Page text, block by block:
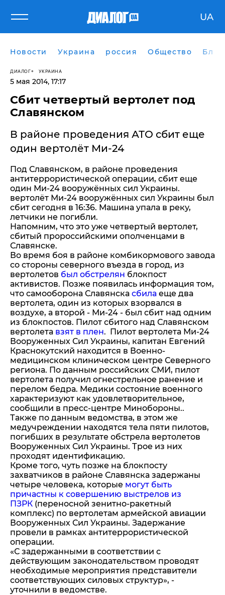
UA
Новости Украина россия Общество
ДИАЛОГ УКРАИНА
5 мая 2014, 17:17
Сбит четвертый вертолет под
Славянском
В районе проведения АТО сбит еще
один вертолёт Ми-24
Под Славянском, в районе проведения
антитеррористической операции, сбит еще
один Ми-24 вооружённых сил Украины.
вертолёт Ми-24 вооружённых сил Украины был
сбит сегодня в 16:36. Машина упала в реку,
летчики не погибли.
Напомним, что это уже четвертый вертолет,
сбитый пророссийскими ополченцами в
Славянске.
Во время боя в районе комбикормового завода
со стороны северного въезда в город, из
вертолетов был обстрелян блокпост
активистов. Позже появилась информация том,
что самооборона Славянска сбила еще два
вертолета, один из которых взорвался в
воздухе, а второй - Ми-24 - был сбит над одним
из блокпостов. Пилот сбитого над Славянском
вертолета взят в плен. Пилот вертолета Ми-24
Вооруженных Сил Украины, капитан Евгений
Краснокутский находится в Военно-
медицинском клиническом центре Северного
региона. По данным российских СМИ, пилот
вертолета получил огнестрельное ранение и
перелом бедра. Медики состояние военного
характеризуют как удовлетворительное,
сообщили в пресс-центре Минобороны..
Также по данным ведомства, в этом же
медучреждении находятся тела пяти пилотов,
погибших в результате обстрела вертолетов
Вооруженных Сил Украины. Трое из них
проходят идентификацию.
Кроме того, чуть позже на блокпосту
захватчиков в районе Славянска задержаны
четыре человека, которые могут быть
причастны к совершению выстрелов из
ПЗРК (переносной зенитно-ракетный
комплекс) по вертолетам армейской авиации
Вооруженных Сил Украины. Задержание
провели в рамках антитеррористической
операции.
«С задержанными в соответствии с
действующим законодательством проводят
необходимые мероприятия представители
соответствующих силовых структур», -
уточнили в ведомстве.